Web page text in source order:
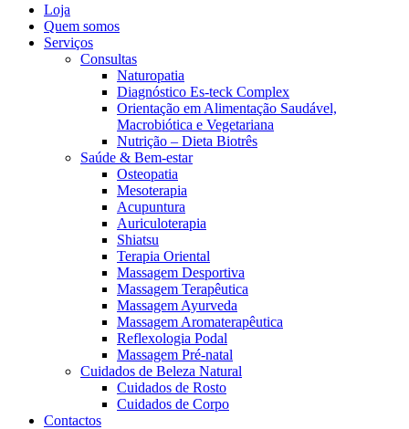
Loja
Quem somos
Serviços
Consultas
Naturopatia
Diagnóstico Es-teck Complex
Orientação em Alimentação Saudável,
Macrobiótica e Vegetariana
Nutrição – Dieta Biotrês
Saúde & Bem-estar
Osteopatia
Mesoterapia
Acupuntura
Auriculoterapia
Shiatsu
Terapia Oriental
Massagem Desportiva
Massagem Terapêutica
Massagem Ayurveda
Massagem Aromaterapêutica
Reflexologia Podal
Massagem Pré-natal
Cuidados de Beleza Natural
Cuidados de Rosto
Cuidados de Corpo
Contactos